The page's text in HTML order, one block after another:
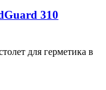
310
для герметика в